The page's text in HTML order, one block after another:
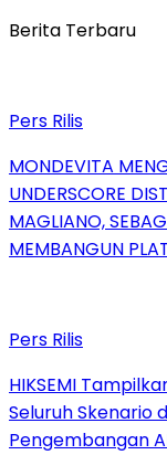
Berita Terbaru
Pers Rilis
MONDEVITA
UNDERSCORE
MAGLIANO,
MEMBANGUN
Pers Rilis
HIKSEMI
Seluruh Skenario
Pengembangan